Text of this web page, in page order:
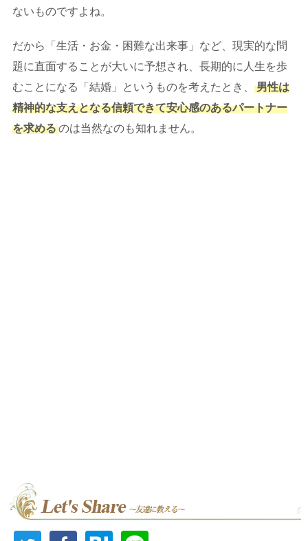
ないものですよね。
だから「生活・お金・困難な出来事」など、現実的な問
題に直面することが大いに予想され、長期的に人生を歩
むことになる「結婚」というものを考えたとき、
男性は
精神的な支えとなる信頼できて安心感のあるパートナー
を求めるのは当然なのも知れません。